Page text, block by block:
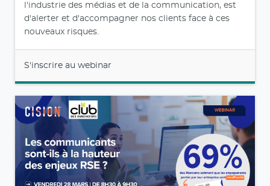
l'industrie des médias et de la communication, est
d'alerter et d'accompagner nos clients face à ces
nouveaux risques.
S'inscrire au webinar